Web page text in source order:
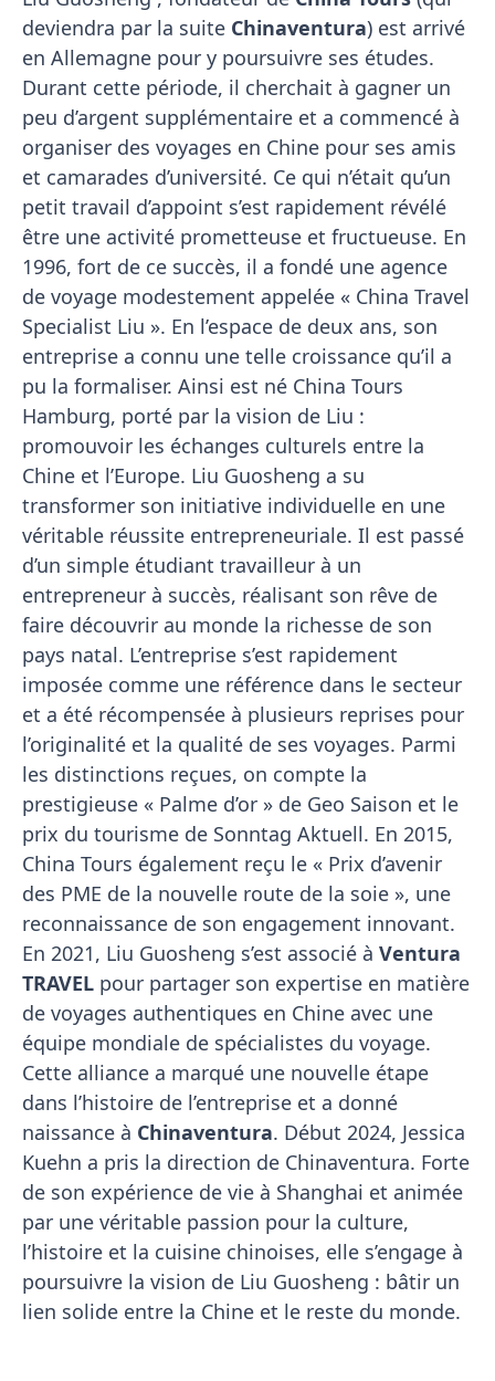
deviendra par la suite Chinaventura) est arrivé
en Allemagne pour y poursuivre ses études.
Durant cette période, il cherchait à gagner un
peu d’argent supplémentaire et a commencé à
organiser des voyages en Chine pour ses amis
et camarades d’université. Ce qui n’était qu’un
petit travail d’appoint s’est rapidement révélé
être une activité prometteuse et fructueuse. En
1996, fort de ce succès, il a fondé une agence
de voyage modestement appelée « China Travel
Specialist Liu ». En l’espace de deux ans, son
entreprise a connu une telle croissance qu’il a
pu la formaliser. Ainsi est né China Tours
Hamburg, porté par la vision de Liu :
promouvoir les échanges culturels entre la
Chine et l’Europe. Liu Guosheng a su
transformer son initiative individuelle en une
véritable réussite entrepreneuriale. Il est passé
d’un simple étudiant travailleur à un
entrepreneur à succès, réalisant son rêve de
faire découvrir au monde la richesse de son
pays natal. L’entreprise s’est rapidement
imposée comme une référence dans le secteur
et a été récompensée à plusieurs reprises pour
l’originalité et la qualité de ses voyages. Parmi
les distinctions reçues, on compte la
prestigieuse « Palme d’or » de Geo Saison et le
prix du tourisme de Sonntag Aktuell. En 2015,
China Tours également reçu le « Prix d’avenir
des PME de la nouvelle route de la soie », une
reconnaissance de son engagement innovant.
En 2021, Liu Guosheng s’est associé à Ventura
TRAVEL pour partager son expertise en matière
de voyages authentiques en Chine avec une
équipe mondiale de spécialistes du voyage.
Cette alliance a marqué une nouvelle étape
dans l’histoire de l’entreprise et a donné
naissance à Chinaventura. Début 2024, Jessica
Kuehn a pris la direction de Chinaventura. Forte
de son expérience de vie à Shanghai et animée
par une véritable passion pour la culture,
l’histoire et la cuisine chinoises, elle s’engage à
poursuivre la vision de Liu Guosheng : bâtir un
lien solide entre la Chine et le reste du monde.